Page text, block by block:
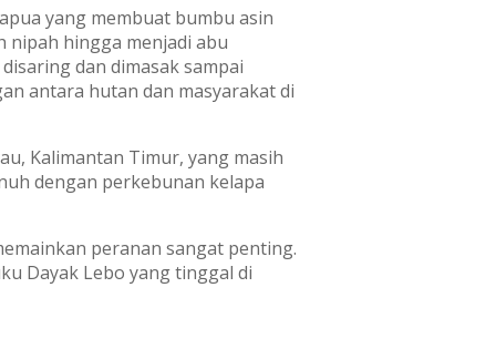
yang membuat bumbu asin
nipah hingga menjadi abu
dan dimasak sampai
antara hutan dan masyarakat di
Kalimantan Timur, yang masih
dengan perkebunan kelapa
peranan sangat penting.
Dayak Lebo yang tinggal di